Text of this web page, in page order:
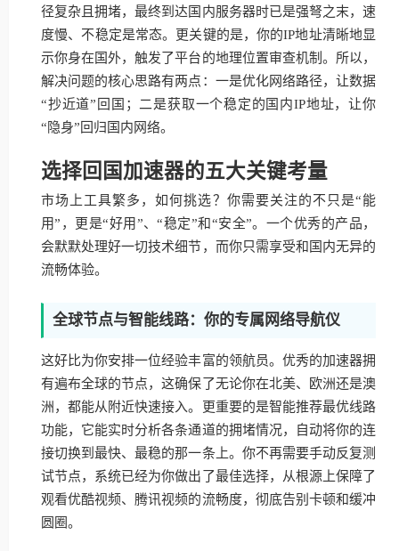
径复杂且拥堵，最终到达国内服务器时已是强弩之末，速
度慢、不稳定是常态。更关键的是，你的IP地址清晰地显
示你身在国外，触发了平台的地理位置审查机制。所以，
解决问题的核心思路有两点：一是优化网络路径，让数据
“抄近道”回国；二是获取一个稳定的国内IP地址，让你
“隐身”回归国内网络。
选择回国加速器的五大关键考量
市场上工具繁多，如何挑选？你需要关注的不只是“能
用”，更是“好用”、“稳定”和“安全”。一个优秀的产品，
会默默处理好一切技术细节，而你只需享受和国内无异的
流畅体验。
全球节点与智能线路：你的专属网络导航仪
这好比为你安排一位经验丰富的领航员。优秀的加速器拥
有遍布全球的节点，这确保了无论你在北美、欧洲还是澳
洲，都能从附近快速接入。更重要的是智能推荐最优线路
功能，它能实时分析各条通道的拥堵情况，自动将你的连
接切换到最快、最稳的那一条上。你不再需要手动反复测
试节点，系统已经为你做出了最佳选择，从根源上保障了
观看优酷视频、腾讯视频的流畅度，彻底告别卡顿和缓冲
圆圈。